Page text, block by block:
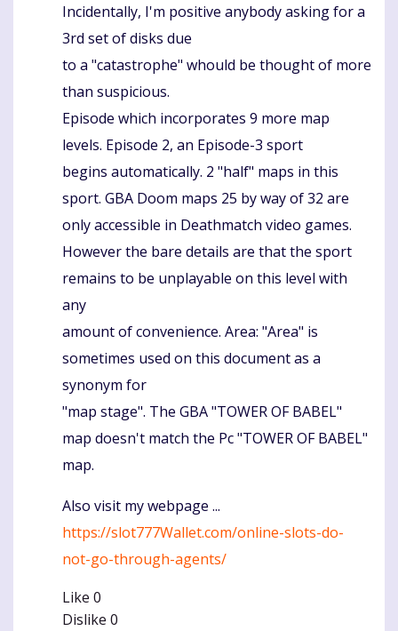
Incidentally, I'm positive anybody asking for a
3rd set of disks due
to a "catastrophe" whould be thought of more
than suspicious.
Episode which incorporates 9 more map
levels. Episode 2, an Episode-3 sport
begins automatically. 2 "half" maps in this
sport. GBA Doom maps 25 by way of 32 are
only accessible in Deathmatch video games.
However the bare details are that the sport
remains to be unplayable on this level with
any
amount of convenience. Area: "Area" is
sometimes used on this document as a
synonym for
"map stage". The GBA "TOWER OF BABEL"
map doesn't match the Pc "TOWER OF BABEL"
map.
Also visit my webpage ...
https://slot777Wallet.com/online-slots-do-
not-go-through-agents/
Like 0
Dislike 0